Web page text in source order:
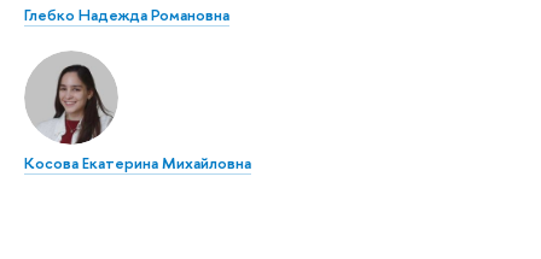
Глебко Надежда Романовна
Косова Екатерина Михайловна